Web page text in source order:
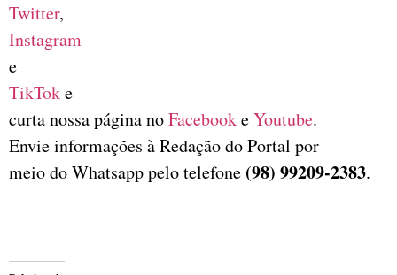
Twitter,
Instagram
e
TikToke
curta nossa página noFacebookeYoutube.
Envie informações à Redação do Portal por
meio do Whatsapp pelo telefone (98) 99209-2383.